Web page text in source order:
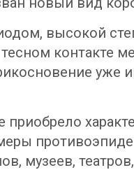
высокой
контакте
уже
музеев,